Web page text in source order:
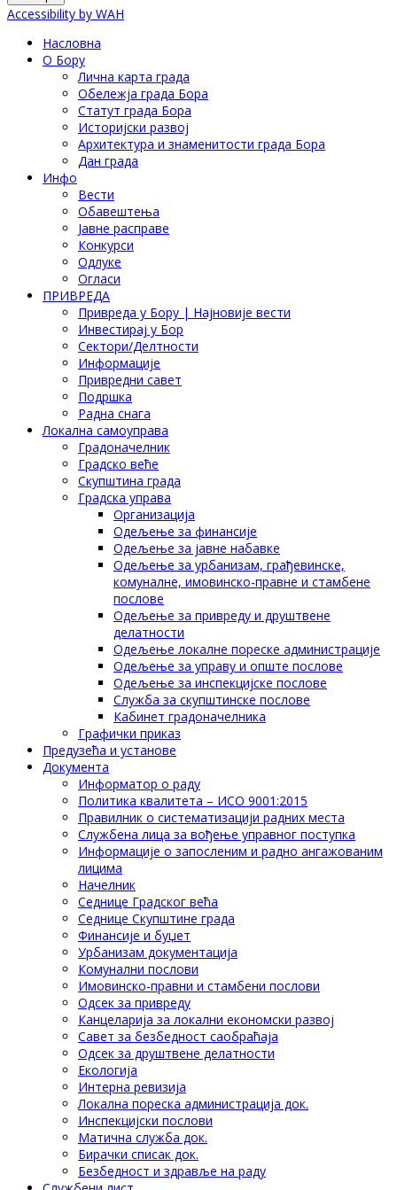
Accessibility by WAH
Насловна
О Бору
Лична карта града
Обележја града Бора
Статут града Бора
Историјски развој
Архитектура и знаменитости града Бора
Дан града
Инфо
Вести
Обавештења
Јавне расправе
Конкурси
Одлуке
Огласи
ПРИВРЕДА
Привреда у Бору | Најновије вести
Инвестирај у Бор
Сектори/Делтности
Информације
Привредни савет
Подршка
Радна снага
Локална самоуправа
Градоначелник
Градско веће
Скупштина града
Градска управа
Организација
Одељење за финансије
Одељење за јавне набавке
Одељење за урбанизам, грађевинске,
комуналне, имовинско-правне и стамбене
послове
Одељење за привреду и друштвене
делатности
Одељење локалне пореске администрације
Одељење за управу и опште послове
Одељење за инспекцијске послове
Служба за скупштинске послове
Кабинет градоначелника
Графички приказ
Предузећа и установе
Документа
Информатор о раду
Политика квалитета – ИСО 9001:2015
Правилник о систематизацији радних места
Службена лица за вођење управног поступка
Информације о запосленим и радно ангажованим
лицима
Начелник
Седнице Градског већа
Седнице Скупштине града
Финансије и буџет
Урбанизам документација
Комунални послови
Имовинско-правни и стамбени послови
Одсек за привреду
Канцеларија за локални економски развој
Савет за безбедност саобраћаја
Одсек за друштвене делатности
Eкологија
Интерна ревизија
Локална пореска администрација док.
Инспекцијски послови
Матична служба док.
Бирачки списак док.
Безбедност и здравље на раду